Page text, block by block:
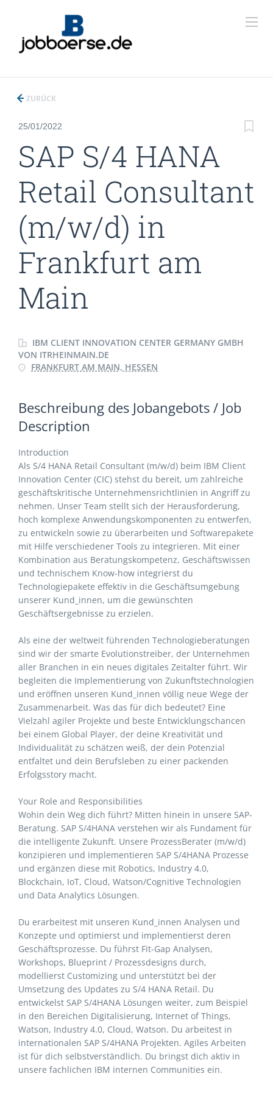
ZURÜCK
25/01/2022
SAP S/4 HANA
Retail Consultant
(m/w/d) in
Frankfurt am
Main
IBM CLIENT INNOVATION CENTER GERMANY GMBH
VON ITRHEINMAIN.DE
FRANKFURT AM MAIN, HESSEN
Beschreibung des Jobangebots / Job
Description
Introduction
Als S/4 HANA Retail Consultant (m/w/d) beim IBM Client
Innovation Center (CIC) stehst du bereit, um zahlreiche
geschäftskritische Unternehmensrichtlinien in Angriff zu
nehmen. Unser Team stellt sich der Herausforderung,
hoch komplexe Anwendungskomponenten zu entwerfen,
zu entwickeln sowie zu überarbeiten und Softwarepakete
mit Hilfe verschiedener Tools zu integrieren. Mit einer
Kombination aus Beratungskompetenz, Geschäftswissen
und technischem Know-how integrierst du
Technologiepakete effektiv in die Geschäftsumgebung
unserer Kund_innen, um die gewünschten
Geschäftsergebnisse zu erzielen.
Als eine der weltweit führenden Technologieberatungen
sind wir der smarte Evolutionstreiber, der Unternehmen
aller Branchen in ein neues digitales Zeitalter führt. Wir
begleiten die Implementierung von Zukunftstechnologien
und eröffnen unseren Kund_innen völlig neue Wege der
Zusammenarbeit. Was das für dich bedeutet? Eine
Vielzahl agiler Projekte und beste Entwicklungschancen
bei einem Global Player, der deine Kreativität und
Individualität zu schätzen weiß, der dein Potenzial
entfaltet und dein Berufsleben zu einer packenden
Erfolgsstory macht.
Your Role and Responsibilities
Wohin dein Weg dich führt? Mitten hinein in unsere SAP-
Beratung. SAP S/4HANA verstehen wir als Fundament für
die intelligente Zukunft. Unsere ProzessBerater (m/w/d)
konzipieren und implementieren SAP S/4HANA Prozesse
und ergänzen diese mit Robotics, Industry 4.0,
Blockchain, IoT, Cloud, Watson/Cognitive Technologien
und Data Analytics Lösungen.
Du erarbeitest mit unseren Kund_innen Analysen und
Konzepte und optimierst und implementierst deren
Geschäftsprozesse. Du führst Fit-Gap Analysen,
Workshops, Blueprint / Prozessdesigns durch,
modellierst Customizing und unterstützt bei der
Umsetzung des Updates zu S/4 HANA Retail. Du
entwickelst SAP S/4HANA Lösungen weiter, zum Beispiel
in den Bereichen Digitalisierung, Internet of Things,
Watson, Industry 4.0, Cloud, Watson. Du arbeitest in
internationalen SAP S/4HANA Projekten. Agiles Arbeiten
ist für dich selbstverständlich. Du bringst dich aktiv in
unsere fachlichen IBM internen Communities ein.